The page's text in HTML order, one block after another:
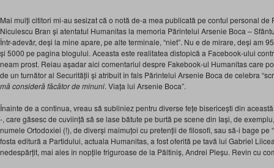
Mai mulți cititori mi-au sesizat că o notă de-a mea publicată pe contul personal de
Niculescu Bran și atentatul Humanitas la memoria Părintelui Arsenie Boca –
Într-adevăr, deși la mine apare, pe alte terminale, “niet”. Nu e de mirare, deși am
și 5000 pe pagina blogului. Aceasta este realitatea distopică a Facebook-ului
neam prost. Reiau așadar aici comentariul despre Fakebook-ul Humanitas care
de un turnător al Securității și atribuit în fals Părintelui Arsenie Boca de celebra
mă consideră făcător de minuni. Viața lui Arsenie Boca”.
Înainte de a continua, vreau să subliniez pentru diverse fețe bisericești din
-, care găsesc de cuviință să se lase bătute pe burtă pe scene din Iași, de
numele Ortodoxiei (!), de diverși maimuțoi cu pretenții de filosofi, sau să-i bage pe
fosta editură a Partidului, actuala Humanitas, a fost oferită pe tavă lui Gabriel
nedespărțit, mai ales în nopțile friguroase de la Păltiniș, Andrei Pleșu. Revin cu